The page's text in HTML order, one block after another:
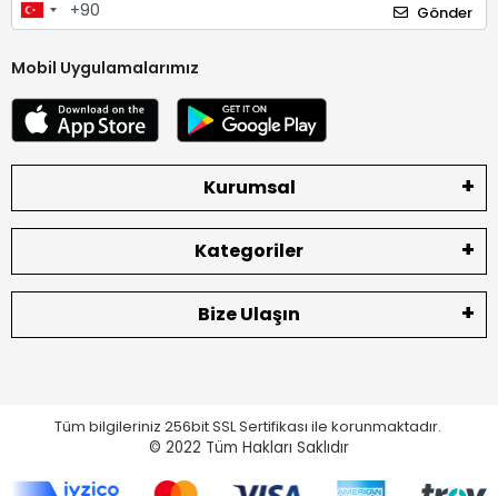
Gönder
Mobil Uygulamalarımız
Kurumsal
Kategoriler
Bize Ulaşın
Tüm bilgileriniz 256bit SSL Sertifikası ile korunmaktadır.
© 2022 Tüm Hakları Saklıdır